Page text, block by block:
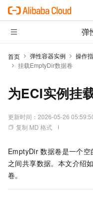
弹
首页 弹性容器实例 操作
挂载EmptyDir数据卷
为ECI实例挂
更新时间： 2026-05-26
复制 MD 格式
EmptyDir 数据卷是一个
之间共享数据。本文介绍
卷。